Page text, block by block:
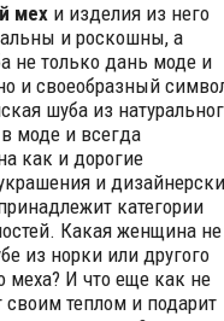
мехи изделия из него
и роскошны, а
не только дань моде и
и своеобразный
шуба из
моде и всегда
как и дорогие
и
категории
Какая женщина не
из норки или другого
меха? И что еще как не
своим теплом и подарит